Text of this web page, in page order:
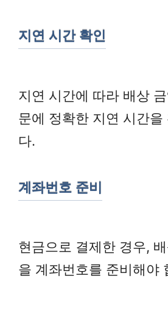
지연 시간 확인
지연 시간에 따라 배상
문에 정확한 지연 시간을
다.
계좌번호 준비
현금으로 결제한 경우,
을 계좌번호를 준비해야